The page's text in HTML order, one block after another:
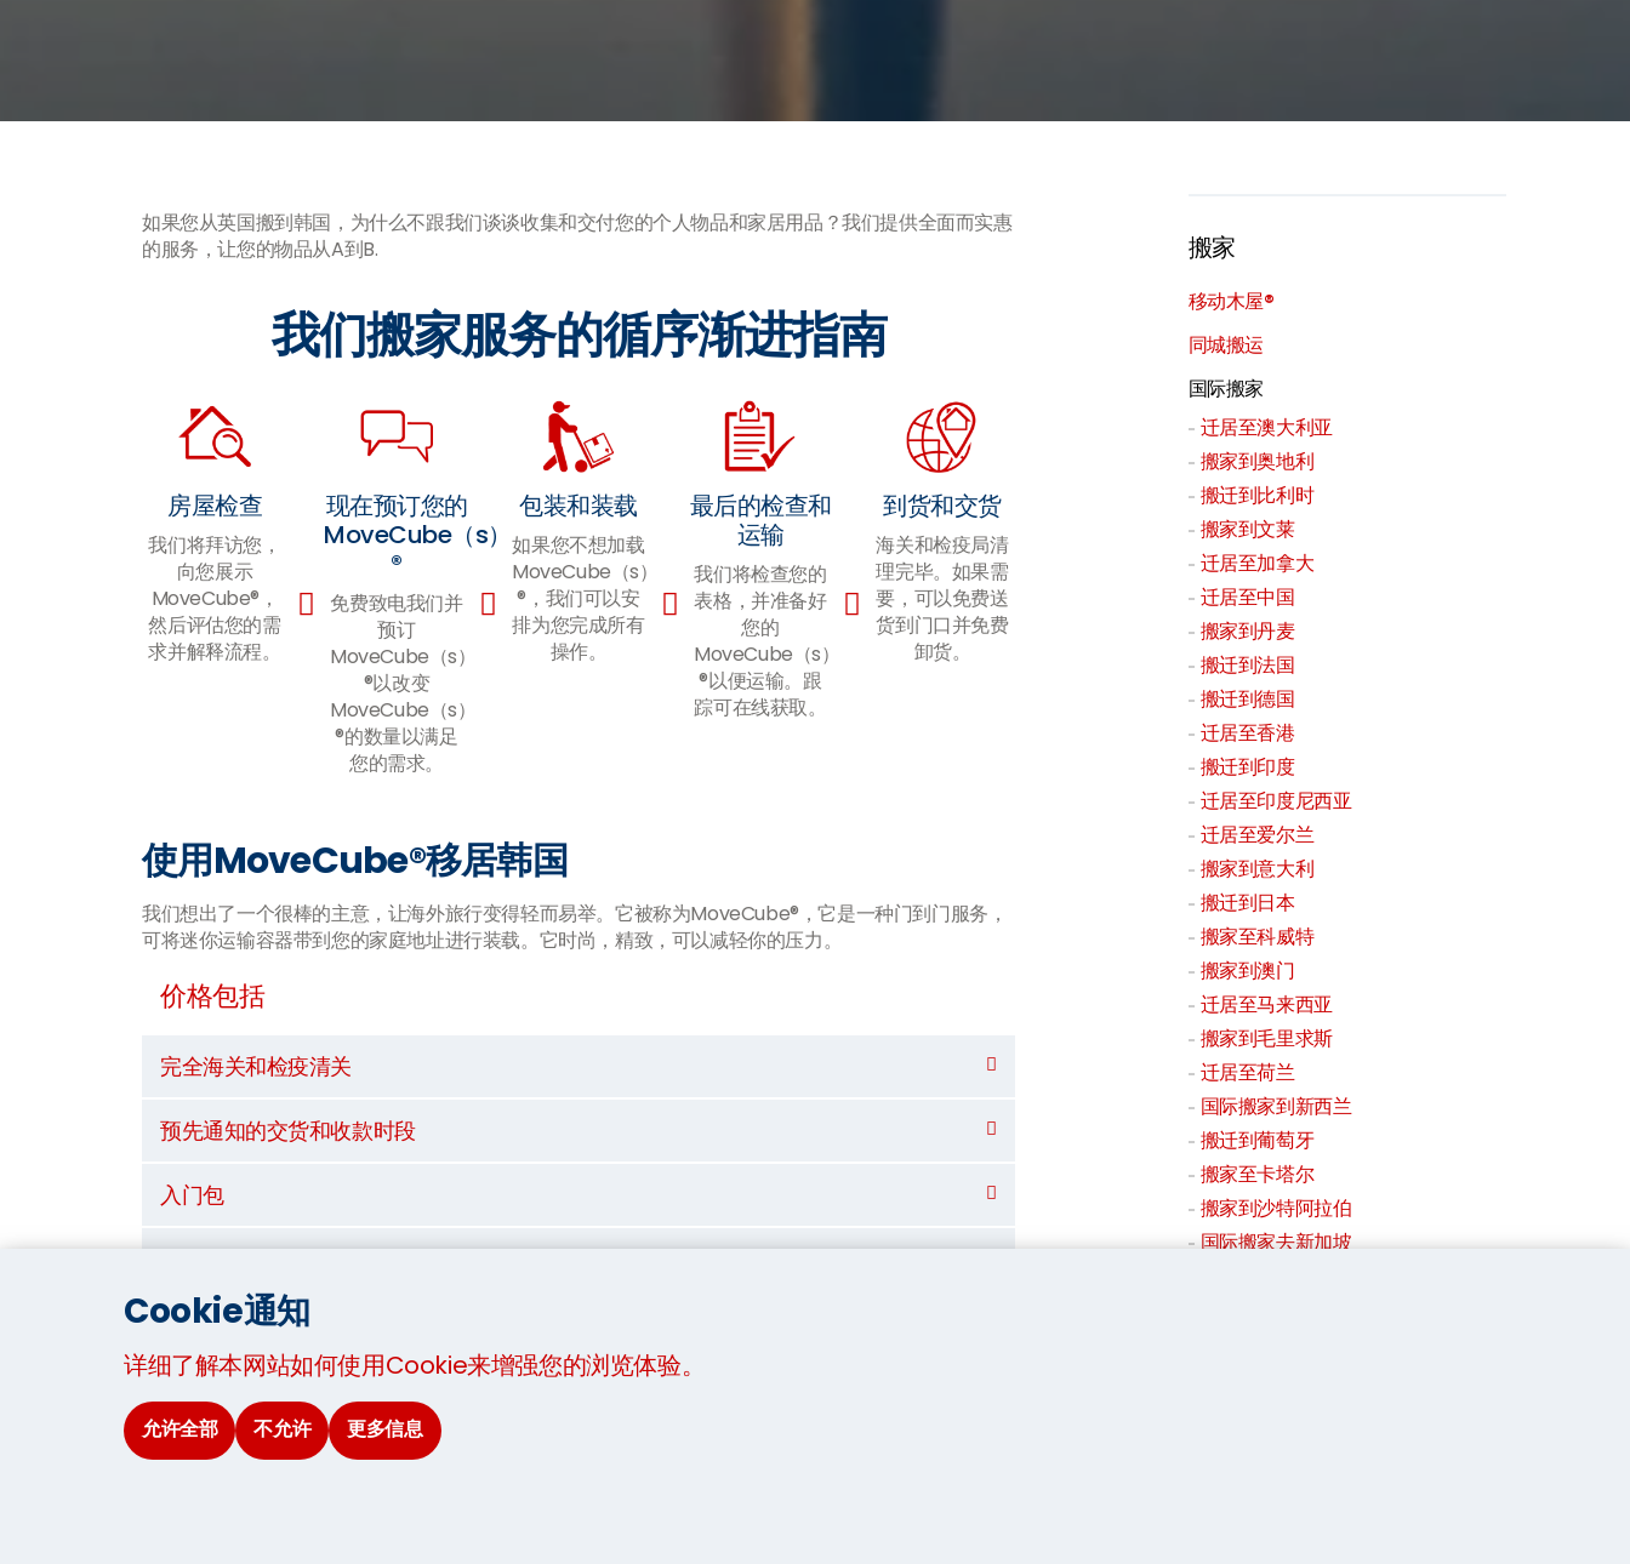
如果您从英国搬到韩国，为什么不跟我们谈谈收集和交付您的个人物品和家居用品？我们提供全面而实惠
的服务，让您的物品从A到B.
我们搬家服务的循序渐进指南
房屋检查
我们将拜访您，
向您展示
MoveCube®，
然后评估您的需
求并解释流程。
现在预订您的
MoveCube（s）
®
免费致电我们并
预订
MoveCube（s）
®以改变
MoveCube（s）
®的数量以满足
您的需求。
包装和装载
如果您不想加载
MoveCube（s）
®，我们可以安
排为您完成所有
操作。
最后的检查和
运输
我们将检查您的
表格，并准备好
您的
MoveCube（s）
®以便运输。跟
踪可在线获取。
到货和交货
海关和检疫局清
理完毕。如果需
要，可以免费送
货到门口并免费
卸货。
使用MoveCube®移居韩国
我们想出了一个很棒的主意，让海外旅行变得轻而易举。它被称为MoveCube®，它是一种门到门服务，
可将迷你运输容器带到您的家庭地址进行装载。它时尚，精致，可以减轻你的压力。
价格包括
完全海关和检疫清关
预先通知的交货和收款时段
入门包
存储
协助加载和卸载MoveCubes
回头客的10％折扣
我们提供三部分付款以帮助您预算：我们不会在收集之前要求一次全额付款。这些费用将错开，以帮
搬家
移动木屋®
同城搬运
国际搬家
迁居至澳大利亚
搬家到奥地利
搬迁到比利时
搬家到文莱
迁居至加拿大
迁居至中国
搬家到丹麦
搬迁到法国
搬迁到德国
迁居至香港
搬迁到印度
迁居至印度尼西亚
迁居至爱尔兰
搬家到意大利
搬迁到日本
搬家至科威特
搬家到澳门
迁居至马来西亚
搬家到毛里求斯
迁居至荷兰
国际搬家到新西兰
搬迁到葡萄牙
搬家至卡塔尔
搬家到沙特阿拉伯
国际搬家去新加坡
Cookie通知
详细了解本网站如何使用Cookie来增强您的浏览体验。
允许全部 不允许 更多信息